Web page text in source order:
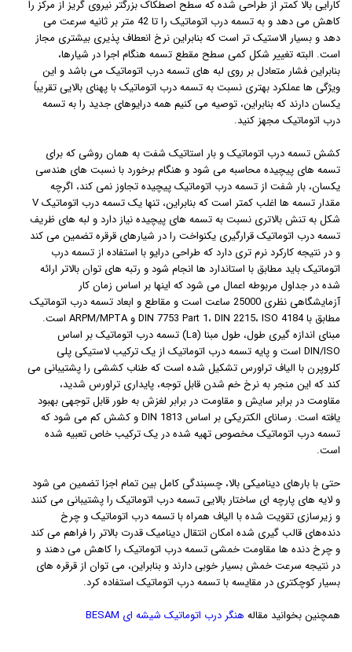
کارایی بالا کمتر از طراحی شده که سطح اصطکاک بزرگتر نیروی گریز از مرکز را
کاهش می دهد و به تسمه درب اتوماتیک را تا 42 متر بر ثانیه سرعت می
دهد و بسیار الاستیک تر است که بنابراین نرخ انعطاف پذیری بیشتری مجاز
است. البته تغییر شکل کمی سطح مقطع تسمه هنگام اجرا در شیارها،
بنابراین فشار متعادل بر روی لبه های تسمه درب اتوماتیک می باشد و این
ویژگی ها عملکرد بهتری نسبت به تسمه درب اتوماتیک با پهنای بالایی تقریباً
یکسان دارند که بنابراین، توصیه می کنیم همه درایوهای جدید را به تسمه
درب اتوماتیک مجهز کنید.
کشش تسمه درب اتوماتیک و بار استاتیک شفت به همان روشی که برای
تسمه های پیچیده محاسبه می شود و هنگام برخورد با نسبت های هندسی
یکسان، بار شفت از تسمه درب اتوماتیک پیچیده تجاوز نمی کند، اگرچه
مقدار تسمه ها اغلب کمتر است که بنابراین، تنها یک تسمه درب اتوماتیک V
شکل به تنش بالاتری نسبت به تسمه های پیچیده نیاز دارد و لبه های ظریف
تسمه درب اتوماتیک قرارگیری یکنواخت را در شیارهای قرقره تضمین می کند
و در نتیجه کارکرد نرم تری دارد که طراحی درایو با استفاده از تسمه درب
اتوماتیک باید مطابق با استاندارد ها انجام شود و رتبه های توان بالاتر ارائه
شده در جداول مربوطه اعمال می شود که اینها بر اساس زمان کار
آزمایشگاهی نظری 25000 ساعت است و مقاطع و ابعاد تسمه درب اتوماتیک
مطابق با DIN 7753 Part 1، DIN 2215، ISO 4184 و ARPM/MPTA است.
مبنای اندازه گیری طول، طول مبنا (La) تسمه درب اتوماتیک بر اساس
DIN/ISO است و پایه تسمه درب اتوماتیک از یک ترکیب لاستیکی پلی
کلروپرن با الیاف تراورس تشکیل شده است که طناب کششی را پشتیبانی می
کند که این منجر به نرخ خم شدن قابل توجه، پایداری تراورس شدید،
مقاومت در برابر سایش و مقاومت در برابر لغزش به طور قابل توجهی بهبود
یافته است. رسانای الکتریکی بر اساس DIN 1813 و کشش کم می شود که
تسمه درب اتوماتیک مخصوص تهیه شده در یک ترکیب خاص تعبیه شده
است.
حتی با بارهای دینامیکی بالا، چسبندگی کامل بین تمام اجزا تضمین می شود
و لایه‌ های پارچه‌ ای ساختار بالایی تسمه درب اتوماتیک را پشتیبانی می‌ کنند
و زیرسازی تقویت شده با الیاف همراه با تسمه درب اتوماتیک و چرخ‌
دنده‌های قالب‌ گیری شده امکان انتقال دینامیک قدرت بالاتر را فراهم می‌ کند
و چرخ‌ دنده‌ ها مقاومت خمشی تسمه درب اتوماتیک را کاهش می ‌دهند و
در نتیجه سرعت خمش بسیار خوبی دارند و بنابراین، می توان از قرقره های
بسیار کوچکتری در مقایسه با تسمه درب اتوماتیک استفاده کرد.
همچنین بخوانید مقاله هنگر درب اتوماتیک شیشه ای BESAM